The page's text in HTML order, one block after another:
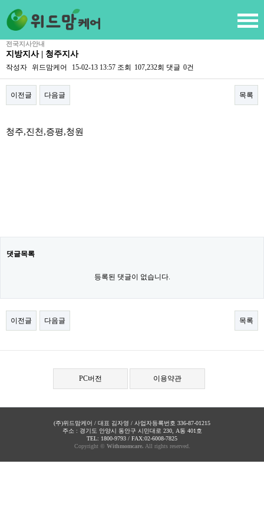
전국지사안내
지방지사 | 청주지사
작성자 위드맘케어 15-02-13 13:57 조회 107,232회 댓글 0건
이전글 다음글 목록
청주,진천,증평,청원
댓글목록
등록된 댓글이 없습니다.
이전글 다음글 목록
PC버전 이용약관
(주)위드맘케어 / 대표 김자영 / 사업자등록번호 336-87-01215
주소 : 경기도 안양시 동안구 시민대로 230, A동 401호
TEL: 1800-9793 / FAX:02-6008-7825
Copyright © Withmomcare. All rights reserved.